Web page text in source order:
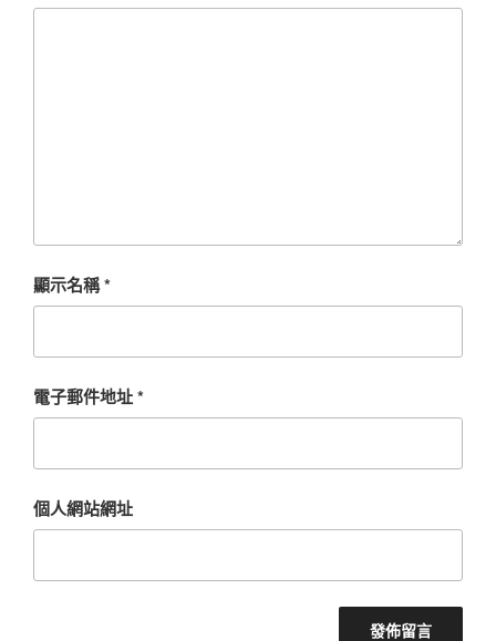
顯示名稱*
電子郵件地址*
個人網站網址